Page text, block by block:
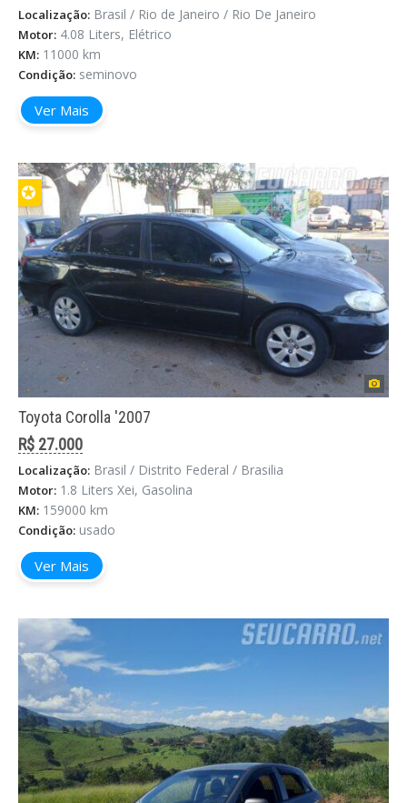
Localização: Brasil / Rio de Janeiro / Rio De Janeiro
Motor: 4.08 Liters, Elétrico
KM: 11000 km
Condição: seminovo
Ver Mais
✪
Toyota Corolla '2007
R$ 27.000
Localização: Brasil / Distrito Federal / Brasilia
Motor: 1.8 Liters Xei, Gasolina
KM: 159000 km
Condição: usado
Ver Mais